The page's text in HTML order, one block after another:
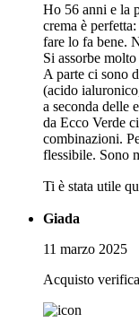
Ho 56 anni e la
crema è
fare lo fa bene.
Si assorbe
A parte ci sono
(acido
a seconda delle
da Ecco Verde
combinazioni.
flessibile. Sono
Ti è stata utile
Giada
11 marzo 2025
Acquisto